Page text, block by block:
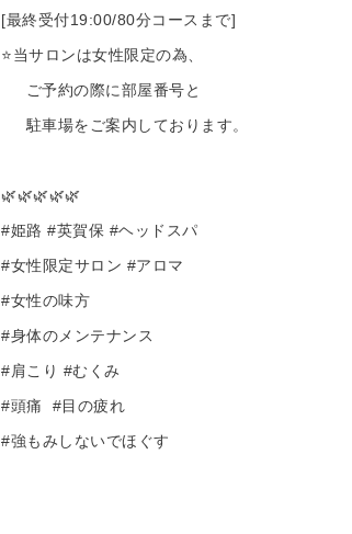
[最終受付19:00/80分コースまで]
⭐️当サロンは女性限定の為、
ご予約の際に部屋番号と
駐車場をご案内しております。
🌿🌿🌿🌿🌿
#姫路 #英賀保 #ヘッドスパ
#女性限定サロン #アロマ
#女性の味方
#身体のメンテナンス
#肩こり #むくみ
#頭痛 #目の疲れ
#強もみしないでほぐす